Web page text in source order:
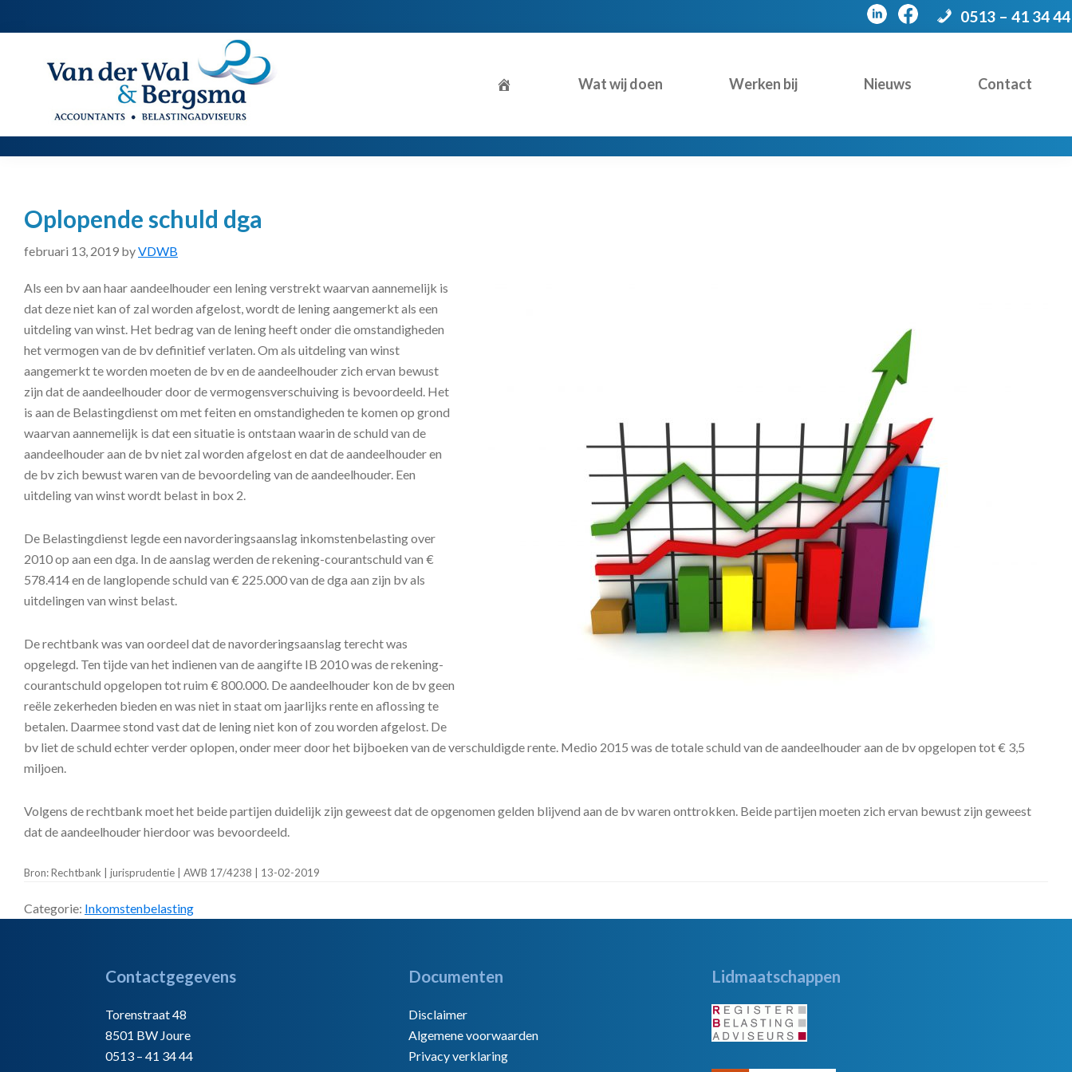
hoofdnavigatie
hoofd
voettekst
0513 – 41 34 44
Van
der
Accountants
|
Wat wij doen Werken bij Nieuws Contact
Oplopende schuld dga
februari 13, 2019 byVDWB
Als een bv aan haar aandeelhouder een lening verstrekt waarvan aannemelijk is
dat deze niet kan of zal worden afgelost, wordt de lening aangemerkt als een
uitdeling van winst. Het bedrag van de lening heeft onder die omstandigheden
het vermogen van de bv definitief verlaten. Om als uitdeling van winst
aangemerkt te worden moeten de bv en de aandeelhouder zich ervan bewust
zijn dat de aandeelhouder door de vermogensverschuiving is bevoordeeld. Het
is aan de Belastingdienst om met feiten en omstandigheden te komen op grond
waarvan aannemelijk is dat een situatie is ontstaan waarin de schuld van de
aandeelhouder aan de bv niet zal worden afgelost en dat de aandeelhouder en
de bv zich bewust waren van de bevoordeling van de aandeelhouder. Een
uitdeling van winst wordt belast in box 2.
De Belastingdienst legde een navorderingsaanslag inkomstenbelasting over
2010 op aan een dga. In de aanslag werden de rekening-courantschuld van €
578.414 en de langlopende schuld van € 225.000 van de dga aan zijn bv als
uitdelingen van winst belast.
De rechtbank was van oordeel dat de navorderingsaanslag terecht was
opgelegd. Ten tijde van het indienen van de aangifte IB 2010 was de rekening-
courantschuld opgelopen tot ruim € 800.000. De aandeelhouder kon de bv geen
reële zekerheden bieden en was niet in staat om jaarlijks rente en aflossing te
betalen. Daarmee stond vast dat de lening niet kon of zou worden afgelost. De
bv liet de schuld echter verder oplopen, onder meer door het bijboeken van de verschuldigde rente. Medio 2015 was de totale schuld van de aandeelhouder aan de bv opgelopen tot € 3,5
miljoen.
Volgens de rechtbank moet het beide partijen duidelijk zijn geweest dat de opgenomen gelden blijvend aan de bv waren onttrokken. Beide partijen moeten zich ervan bewust zijn geweest
dat de aandeelhouder hierdoor was bevoordeeld.
Bron: Rechtbank | jurisprudentie | AWB 17/4238 | 13-02-2019
Categorie: Inkomstenbelasting
Contactgegevens
Torenstraat 48
8501 BW Joure
0513 – 41 34 44
Documenten
Disclaimer
Algemene voorwaarden
Privacy verklaring
Lidmaatschappen